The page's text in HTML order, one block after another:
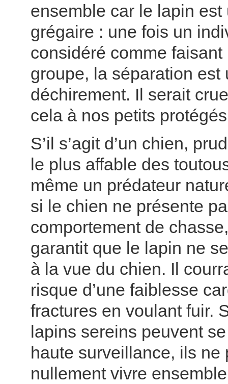
ensemble car le lapin est
grégaire : une fois un
considéré comme faisant
groupe, la séparation est
déchirement. Il serait
cela à nos petits
S’il s’agit d’un chien,
le plus affable des
même un prédateur
si le chien ne présente
comportement de
garantit que le lapin ne
à la vue du chien. Il
risque d’une faiblesse
fractures en voulant fuir.
lapins sereins peuvent
haute surveillance, ils ne
nullement vivre